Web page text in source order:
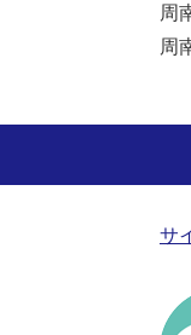
周
周
サ